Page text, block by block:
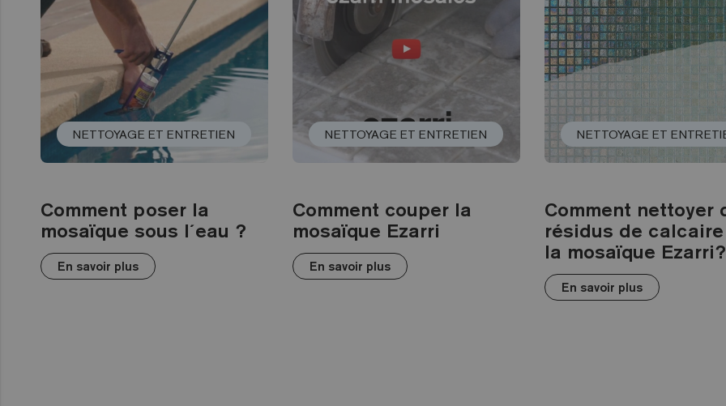
NETTOYAGE ET ENTRETIEN
Comment poser la
mosaïque sous l´eau ?
En savoir plus
NETTOYAGE ET ENTRETIEN
Comment couper la
mosaïque Ezarri
En savoir plus
NETTOYAGE ET
Comment nettoyer
résidus de
la mosaïque Ezarri?
En savoir plus